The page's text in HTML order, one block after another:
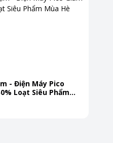
- Điện Máy Pico
Loạt Siêu Phẩm